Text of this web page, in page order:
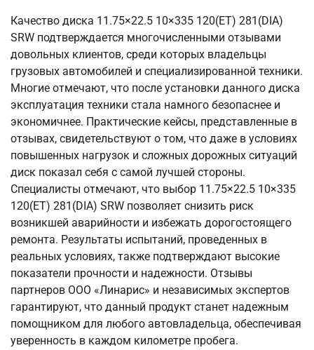
Качество диска 11.75×22.5 10×335 120(ET) 281(DIA)
SRW подтверждается многочисленными отзывами
довольных клиентов, среди которых владельцы
грузовых автомобилей и специализированной техники.
Многие отмечают, что после установки данного диска
эксплуатация техники стала намного безопаснее и
экономичнее. Практические кейсы, представленные в
отзывах, свидетельствуют о том, что даже в условиях
повышенных нагрузок и сложных дорожных ситуаций
диск показал себя с самой лучшей стороны.
Специалисты отмечают, что выбор 11.75×22.5 10×335
120(ET) 281(DIA) SRW позволяет снизить риск
возникшей аварийности и избежать дорогостоящего
ремонта. Результаты испытаний, проведенных в
реальных условиях, также подтверждают высокие
показатели прочности и надежности. Отзывы
партнеров ООО «Линарис» и независимых экспертов
гарантируют, что данный продукт станет надежным
помощником для любого автовладельца, обеспечивая
уверенность в каждом километре пробега.